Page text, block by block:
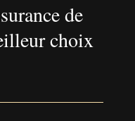
de
choix